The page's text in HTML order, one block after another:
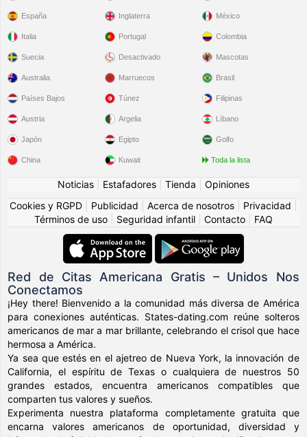
España
Italia
Suecia
Inglaterra
Portugal
Desactivado
México
Colombia
Mascotas
Australia
Países Bajos
Austria
Japón
China
Marruecos
Túnez
Argelia
Egipto
Kuwait
Brasil
Filipinas
Líbano
Golfo
Toda la lista
Noticias Estafadores Tienda
Opiniones
Cookies y RGPD
Publicidad Acerca de nosotros Privacidad
Términos de uso
Seguridad infantil Contacto FAQ
Red de Citas Americana Gratis – Unidos Nos
Conectamos
¡Hey there! Bienvenido a la comunidad más diversa de América
para conexiones auténticas. States-dating.com reúne solteros
americanos de mar a mar brillante, celebrando el crisol que hace
hermosa a América.
Ya sea que estés en el ajetreo de Nueva York, la innovación de
California, el espíritu de Texas o cualquiera de nuestros 50
grandes estados, encuentra americanos compatibles que
comparten tus valores y sueños.
Experimenta nuestra plataforma completamente gratuita que
encarna valores americanos de oportunidad, diversidad y